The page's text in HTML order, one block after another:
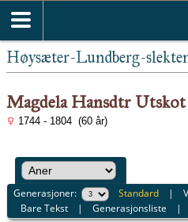
Høysæter-Lundberg-
Magdela Hansdtr Utskot
1744 - 1804 (60 år)
Generasjoner: Standard |
Bare Tekst |Generasjonsliste